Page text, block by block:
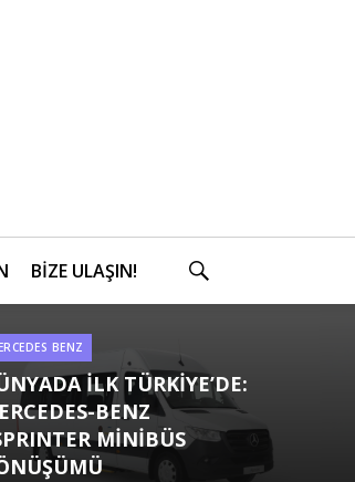
BİZE ULAŞIN!
SEARCH
BENZ
İLK TÜRKİYE’DE:
BENZ
MİNİBÜS